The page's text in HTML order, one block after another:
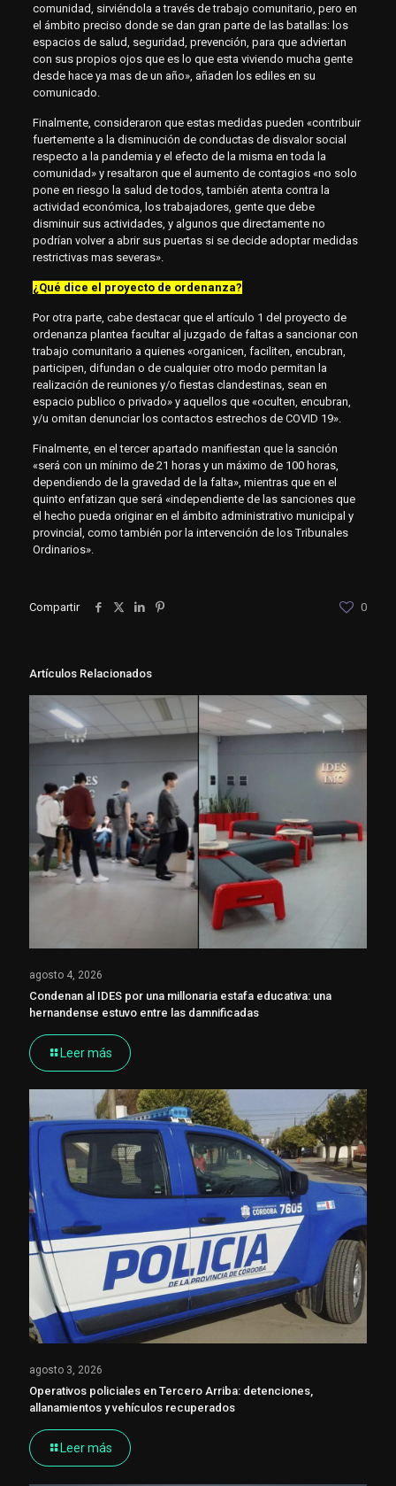
comunidad, sirviéndola a través de trabajo comunitario, pero en
el ámbito preciso donde se dan gran parte de las batallas: los
espacios de salud, seguridad, prevención, para que adviertan
con sus propios ojos que es lo que esta viviendo mucha gente
desde hace ya mas de un año», añaden los ediles en su
comunicado.
Finalmente, consideraron que estas medidas pueden «contribuir
fuertemente a la disminución de conductas de disvalor social
respecto a la pandemia y el efecto de la misma en toda la
comunidad» y resaltaron que el aumento de contagios «no solo
pone en riesgo la salud de todos, también atenta contra la
actividad económica, los trabajadores, gente que debe
disminuir sus actividades, y algunos que directamente no
podrían volver a abrir sus puertas si se decide adoptar medidas
restrictivas mas severas».
¿Qué dice el proyecto de ordenanza?
Por otra parte, cabe destacar que el artículo 1 del proyecto de
ordenanza plantea facultar al juzgado de faltas a sancionar con
trabajo comunitario a quienes «organicen, faciliten, encubran,
participen, difundan o de cualquier otro modo permitan la
realización de reuniones y/o fiestas clandestinas, sean en
espacio publico o privado» y aquellos que «oculten, encubran,
y/u omitan denunciar los contactos estrechos de COVID 19».
Finalmente, en el tercer apartado manifiestan que la sanción
«será con un mínimo de 21 horas y un máximo de 100 horas,
dependiendo de la gravedad de la falta», mientras que en el
quinto enfatizan que será «independiente de las sanciones que
el hecho pueda originar en el ámbito administrativo municipal y
provincial, como también por la intervención de los Tribunales
Ordinarios».
Compartir 0
Artículos Relacionados
agosto 4, 2026
Condenan al IDES por una millonaria estafa educativa: una
hernandense estuvo entre las damnificadas
Leer más
agosto 3, 2026
Operativos policiales en Tercero Arriba: detenciones,
allanamientos y vehículos recuperados
Leer más